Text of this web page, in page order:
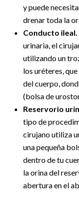
y puede
drenar toda la
Conducto ileal.
urinaria, el
utilizando un
los uréteres,
del cuerpo,
(bolsa de
Reservorio
tipo de
cirujano utiliza
una pequeña
dentro de tu
la orina del
abertura en el